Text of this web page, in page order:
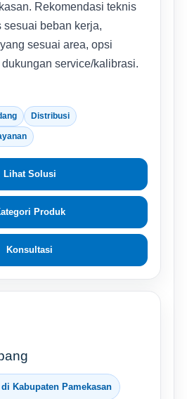
Rekomendasi teknis
sesuai beban kerja,
sesuai area, opsi
service/kalibrasi.
Distribusi
Lihat Solusi
Produk
Konsultasi
Kabupaten Pamekasan